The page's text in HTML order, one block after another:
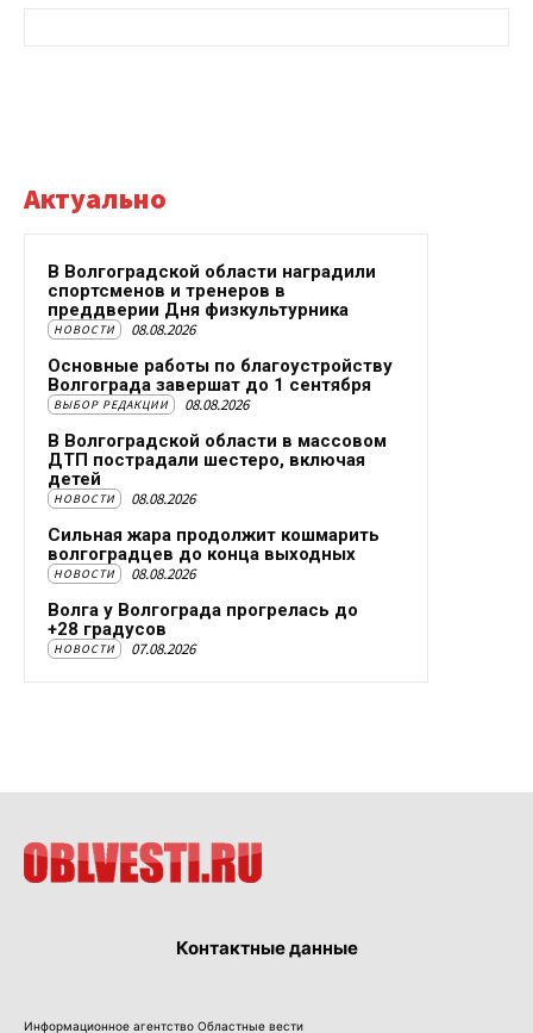
Актуально
В Волгоградской области наградили
спортсменов и тренеров в
преддверии Дня физкультурника
НОВОСТИ 08.08.2026
Основные работы по благоустройству
Волгограда завершат до 1 сентября
ВЫБОР РЕДАКЦИИ 08.08.2026
В Волгоградской области в массовом
ДТП пострадали шестеро, включая
детей
НОВОСТИ 08.08.2026
Сильная жара продолжит кошмарить
волгоградцев до конца выходных
НОВОСТИ 08.08.2026
Волга у Волгограда прогрелась до
+28 градусов
НОВОСТИ 07.08.2026
Контактные данные
Информационное агентство Областные вести